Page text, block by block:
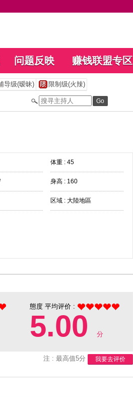
问题反映 赚钱联盟专区
导级(暧昧) 限制级(火辣)
体重 : 45
身高 : 160
区域 : 大陸地區
態度 平均评价 :
5.00 分
注 : 最高值5分 我要去评价